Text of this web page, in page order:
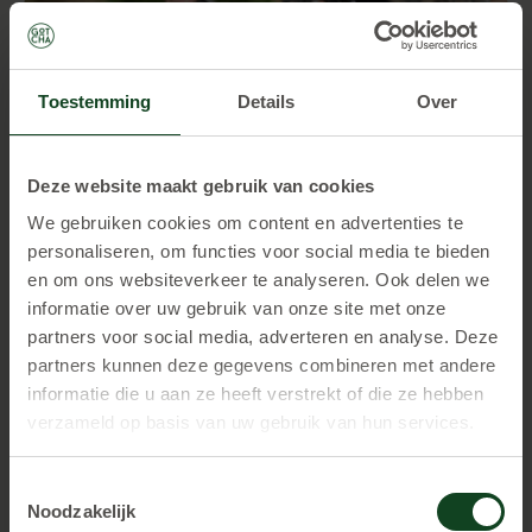
Toestemming Details Over
Deze website maakt gebruik van cookies
We gebruiken cookies om content en advertenties te
personaliseren, om functies voor social media te bieden
en om ons websiteverkeer te analyseren. Ook delen we
informatie over uw gebruik van onze site met onze
partners voor social media, adverteren en analyse. Deze
partners kunnen deze gegevens combineren met andere
informatie die u aan ze heeft verstrekt of die ze hebben
verzameld op basis van uw gebruik van hun services.
Noodzakelijk
Kinderfeestje
BEKIJK